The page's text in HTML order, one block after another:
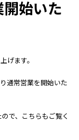
始いた
げます。
通常営業を開始いた
で、こちらもご覧く